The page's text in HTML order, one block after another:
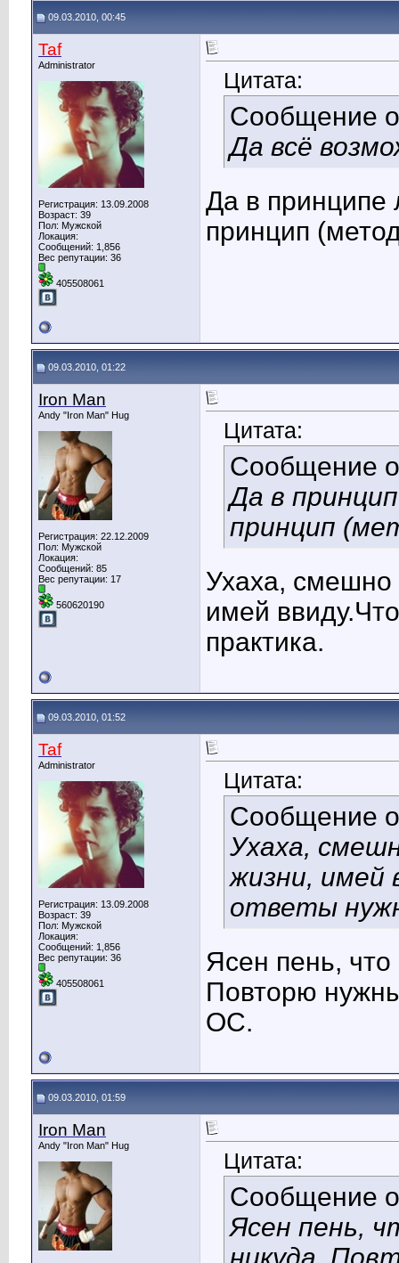
09.03.2010, 00:45
Taf
Administrator
Регистрация: 13.09.2008
Возраст: 39
Пол: Мужской
Локация:
Сообщений: 1,856
Вес репутации: 36
405508061
Цитата:
Сообщение
Да всё
Да в принципе
принцип
09.03.2010, 01:22
Iron Man
Andy "Iron Man" Hug
Регистрация: 22.12.2009
Пол: Мужской
Локация:
Сообщений: 85
Вес репутации: 17
560620190
Цитата:
Сообщение
Да в
принцип
Ухаха, смешно
имей
практика.
09.03.2010, 01:52
Taf
Administrator
Регистрация: 13.09.2008
Возраст: 39
Пол: Мужской
Локация:
Сообщений: 1,856
Вес репутации: 36
405508061
Цитата:
Сообщение
Ухаха,
жизни, имей
ответы
Ясен пень, что
Повторю
ОС.
09.03.2010, 01:59
Iron Man
Andy "Iron Man" Hug
Цитата:
Сообщение
Ясен пень,
никуда.